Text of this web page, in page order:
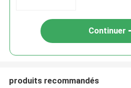
Continuer
produits recommandés